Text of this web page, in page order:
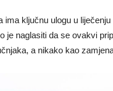
ima ključnu ulogu u
je naglasiti da se ovakvi
a nikako kao